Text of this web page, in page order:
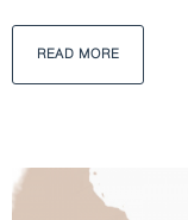
READ MORE